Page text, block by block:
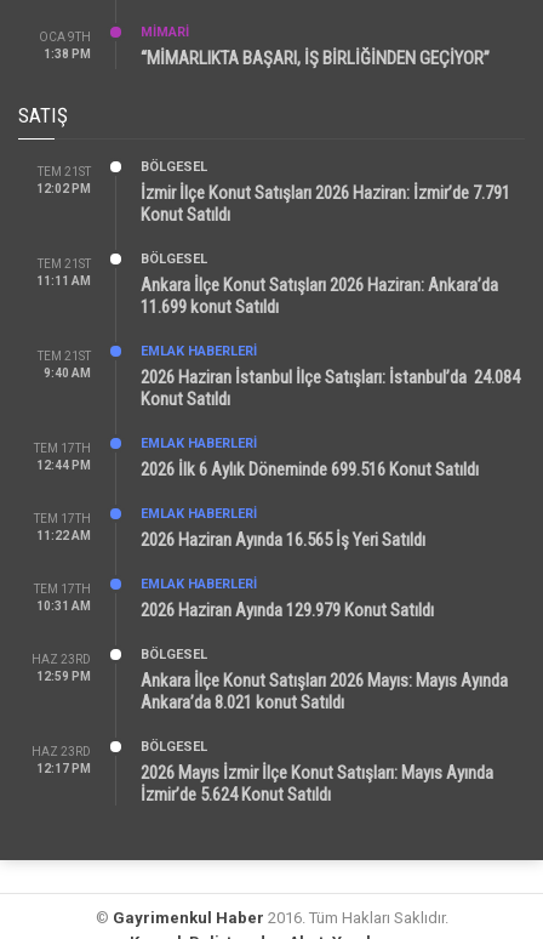
OCA 9TH
1:38 PM
MİMARİ
“MİMARLIKTA BAŞARI, İŞ BİRLİĞİNDEN GEÇİYOR”
SATIŞ
TEM 21ST
12:02 PM
BÖLGESEL
İzmir İlçe Konut Satışları 2026 Haziran: İzmir’de 7.791
Konut Satıldı
TEM 21ST
11:11 AM
BÖLGESEL
Ankara İlçe Konut Satışları 2026 Haziran: Ankara’da
11.699 konut Satıldı
TEM 21ST
9:40 AM
EMLAK HABERLERI
2026 Haziran İstanbul İlçe Satışları: İstanbul’da 24.084
Konut Satıldı
TEM 17TH
12:44 PM
EMLAK HABERLERI
2026 İlk 6 Aylık Döneminde 699.516 Konut Satıldı
TEM 17TH
11:22 AM
EMLAK HABERLERI
2026 Haziran Ayında 16.565 İş Yeri Satıldı
TEM 17TH
10:31 AM
EMLAK HABERLERI
2026 Haziran Ayında 129.979 Konut Satıldı
HAZ 23RD
12:59 PM
BÖLGESEL
Ankara İlçe Konut Satışları 2026 Mayıs: Mayıs Ayında
Ankara’da 8.021 konut Satıldı
HAZ 23RD
12:17 PM
BÖLGESEL
2026 Mayıs İzmir İlçe Konut Satışları: Mayıs Ayında
İzmir’de 5.624 Konut Satıldı
© Gayrimenkul Haber 2016. Tüm Hakları Saklıdır.